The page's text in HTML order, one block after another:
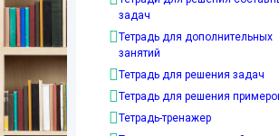
задач
Тетрадь для дополнительных
занятий
Тетрадь для решения задач
Тетрадь для решения
Тетрадь-тренажер